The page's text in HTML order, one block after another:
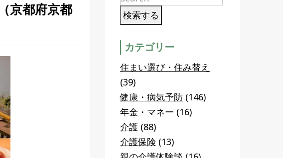
京都府京都
カテゴリー
住まい選び・住み替え
(39)
健康・病気予防 (146)
年金・マネー (16)
介護 (88)
介護保険 (13)